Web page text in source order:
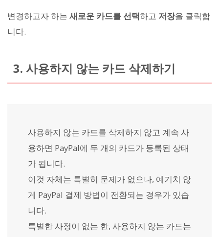
변경하고자 하는 새로운 카드를 선택하고 저장을 클릭합
니다.
3. 사용하지 않는 카드 삭제하기
사용하지 않는 카드를 삭제하지 않고 계속 사
용하면 PayPal에 두 개의 카드가 등록된 상태
가 됩니다.
이것 자체는 특별히 문제가 없으나, 예기치 않
게 PayPal 결제 방법이 전환되는 경우가 있습
니다.
특별한 사정이 없는 한, 사용하지 않는 카드는